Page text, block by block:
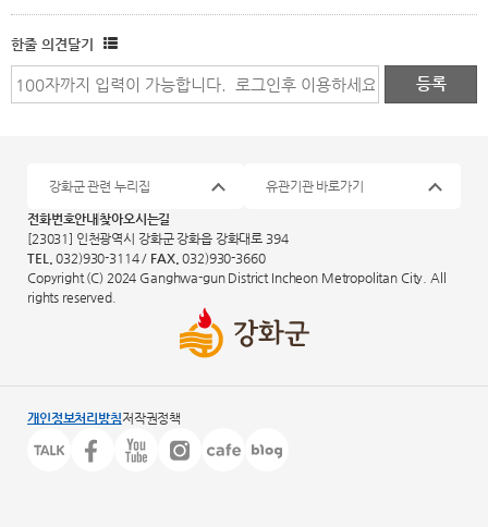
한줄 의견달기
전화번호안내찾아오시는길
[23031] 인천광역시 강화군 강화읍 강화대로 394
TEL.
032)930-3114 / FAX. 032)930-3660
Copyright (C) 2024 Ganghwa-gun District Incheon Metropolitan City. All
rights reserved.
강화군 관련 누리집 유관기관 바로가기
개인정보처리방침저작권정책